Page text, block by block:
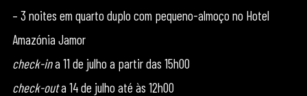
– 3 noites em quarto duplo com pequeno-almoço no Hotel
Amazónia Jamor
check-ina 11 de julho a partir das 15h00
check-outa 14 de julho até às 12h00